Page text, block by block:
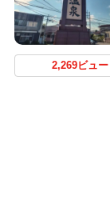
2,269ビュー